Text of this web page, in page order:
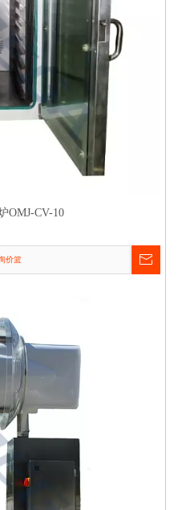
OMJ-CV-10
价篮